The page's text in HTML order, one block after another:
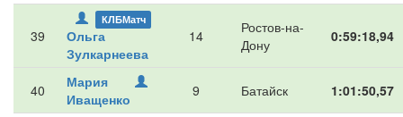
39
КЛБМатч
Ольга
Зулкарнеева
14
Ростов-на-
Дону
0:59:18,94
40
Мария
Иващенко
9 Батайск 1:01:50,57